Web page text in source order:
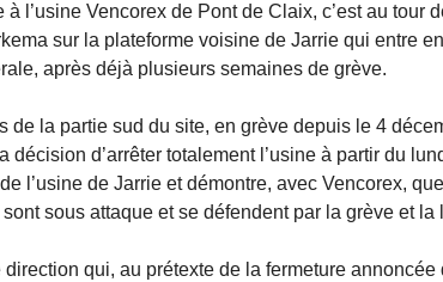
à l’usine Vencorex de Pont de Claix, c’est au tour
sur la plateforme voisine de Jarrie qui entre en
après déjà plusieurs semaines de grève.
de la partie sud du site, en grève depuis le 4
décision d’arrêter totalement l’usine à partir du
l’usine de Jarrie et démontre, avec Vencorex,
sous attaque et se défendent par la grève et
direction qui, au prétexte de la fermeture